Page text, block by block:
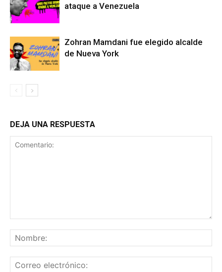
ataque a Venezuela
Zohran Mamdani fue elegido alcalde
de Nueva York
DEJA UNA RESPUESTA